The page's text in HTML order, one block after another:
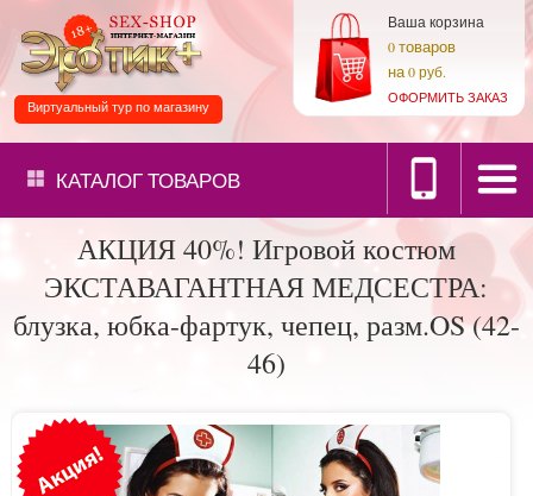
Ваша корзина
0товаров
на0 руб.
ОФОРМИТЬ ЗАКАЗ
Виртуальный тур по магазину
КАТАЛОГТОВАРОВ
АКЦИЯ 40%! Игровой костюм
ЭКСТАВАГАНТНАЯ МЕДСЕСТРА:
блузка, юбка-фартук, чепец, разм.OS (42-
46)